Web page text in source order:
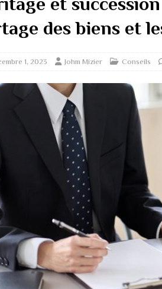
des biens et
1, 2023 Johm Mizier Conseils